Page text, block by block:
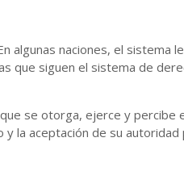
algunas naciones, el sistema
que siguen el sistema de
se otorga, ejerce y percibe
la aceptación de su